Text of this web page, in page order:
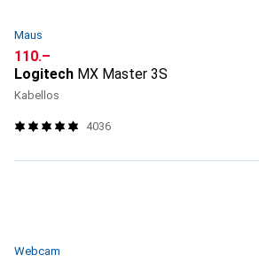
Maus
CHF
110.–
Logitech MX Master 3S
Kabellos
4036
Webcam